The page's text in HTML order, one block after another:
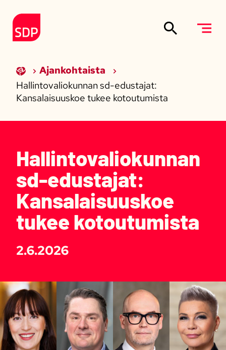
Etusivulle
Ajankohtaista
Hallintovaliokunnan sd-edustajat:
Kansalaisuuskoe tukee kotoutumista
Hallintovaliokunnan
sd-edustajat:
Kansalaisuuskoe
tukee kotoutumista
2.6.2026